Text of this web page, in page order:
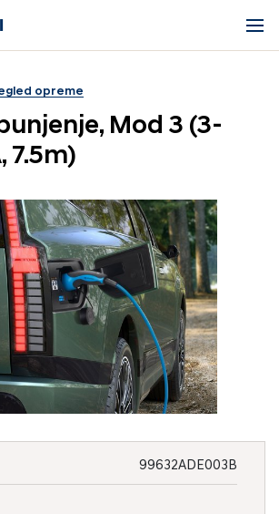
opreme
Mod 3 (3-
7.5m)
99632ADE003B